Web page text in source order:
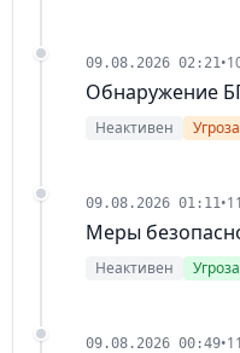
09.08.2026 02:21•
Обнаружение
Неактивен
09.08.2026 01:11•
Меры
Неактивен
09.08.2026 00:49•